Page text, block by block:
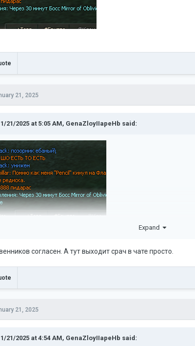
21, 2025
1/21/2025 at 5:05 AM, GenaZloyIIapeHb said:
Expand
согласен. А тут выходит срач в чате просто.
21, 2025
1/21/2025 at 4:54 AM, GenaZloyIIapeHb said: